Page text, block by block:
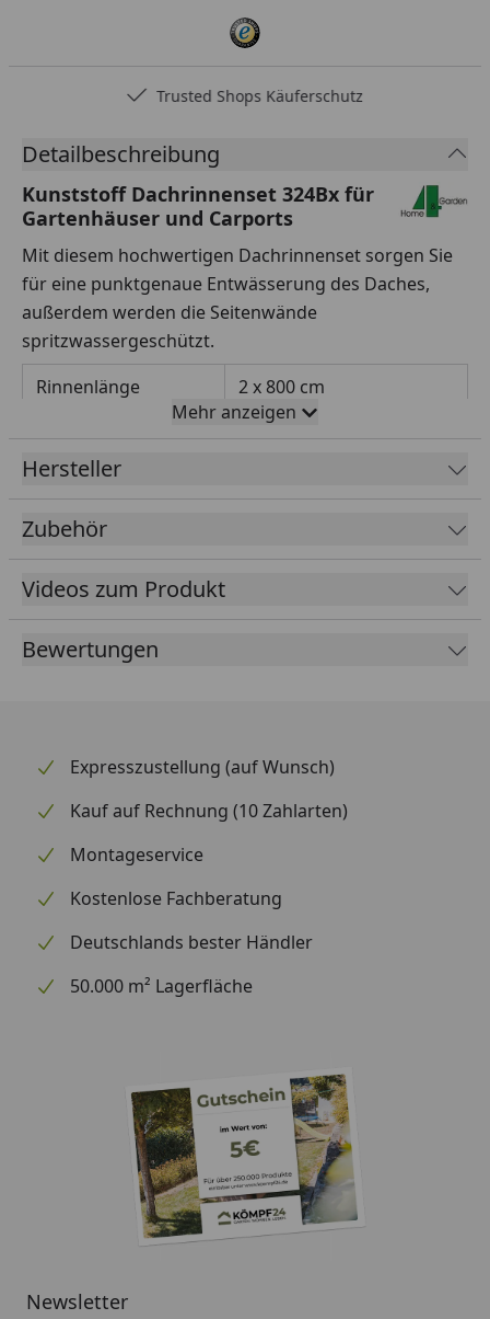
Trusted Shops Käuferschutz
Detailbeschreibung
Kunststoff Dachrinnenset 324Bx für
Gartenhäuser und Carports
Mit diesem hochwertigen Dachrinnenset sorgen Sie
für eine punktgenaue Entwässerung des Daches,
außerdem werden die Seitenwände
spritzwassergeschützt.
Rinnenlänge
2 x 800 cm
125 mm
Fallrohrdurchmesser
Material
Farbe
Braun
Anthrazit
Lieferumfang
Ausführliche
(siehe Reiter
"Zubehör")
Anschluss einer
Wasserspeier
Schrauben für die Befestigung der Rinnenhalter sind
nicht im Lieferumfang enthalten.
Montageanleitung Wulstrinne Typ 300
(Rinnenbreite 125 mm)
Mehr anzeigen
Hersteller
Zubehör
Videos zum Produkt
Bewertungen
Expresszustellung (auf Wunsch)
Kauf auf Rechnung (10 Zahlarten)
Montageservice
Kostenlose Fachberatung
Deutschlands bester Händler
50.000 m² Lagerfläche
Newsletter